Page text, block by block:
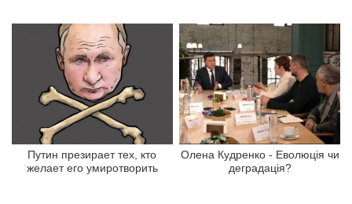
Путин презирает тех, кто
желает его умиротворить
Олена Кудренко - Еволюція чи
деградація?